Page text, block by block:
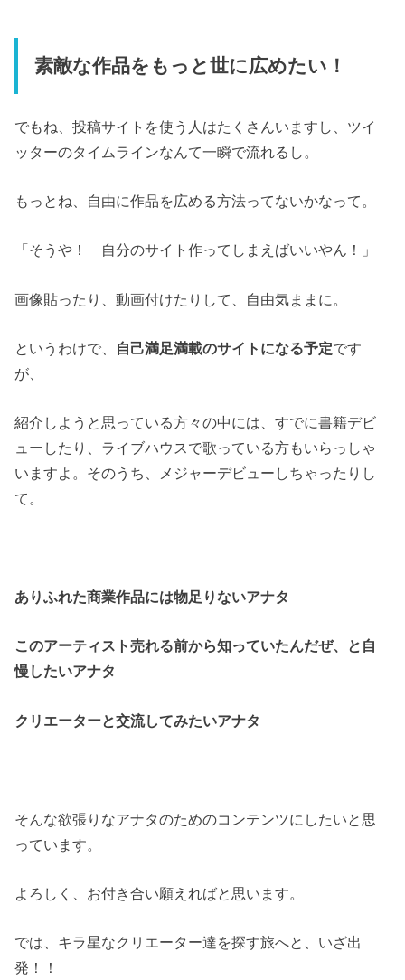
素敵な作品をもっと世に広めたい！
でもね、投稿サイトを使う人はたくさんいますし、ツイ
ッターのタイムラインなんて一瞬で流れるし。
もっとね、自由に作品を広める方法ってないかなって。
「そうや！ 自分のサイト作ってしまえばいいやん！」
画像貼ったり、動画付けたりして、自由気ままに。
というわけで、 自己満足満載のサイトになる予定です
が、
紹介しようと思っている方々の中には、すでに書籍デビ
ューしたり、ライブハウスで歌っている方もいらっしゃ
いますよ。そのうち、メジャーデビューしちゃったりし
て。
ありふれた商業作品には物足りないアナタ
このアーティスト売れる前から知っていたんだぜ、と自
慢したいアナタ
クリエーターと交流してみたいアナタ
そんな欲張りなアナタのためのコンテンツにしたいと思
っています。
よろしく、お付き合い願えればと思います。
では、キラ星なクリエーター達を探す旅へと、いざ出
発！！